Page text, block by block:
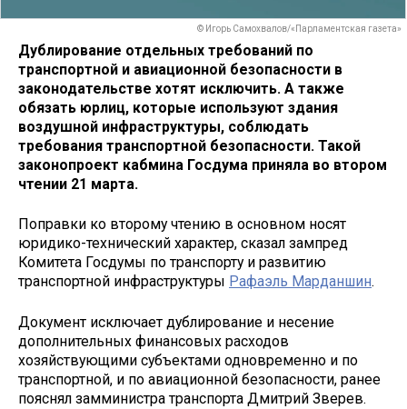
© Игорь Самохвалов/«Парламентская газета»
Дублирование отдельных требований по
транспортной и авиационной безопасности в
законодательстве хотят исключить. А также
обязать юрлиц, которые используют здания
воздушной инфраструктуры, соблюдать
требования транспортной безопасности. Такой
законопроект кабмина Госдума приняла во втором
чтении 21 марта.
Поправки ко второму чтению в основном носят
юридико-технический характер, сказал зампред
Комитета Госдумы по транспорту и развитию
транспортной инфраструктуры Рафаэль Марданшин.
Документ исключает дублирование и несение
дополнительных финансовых расходов
хозяйствующими субъектами одновременно и по
транспортной, и по авиационной безопасности, ранее
пояснял замминистра транспорта Дмитрий Зверев.